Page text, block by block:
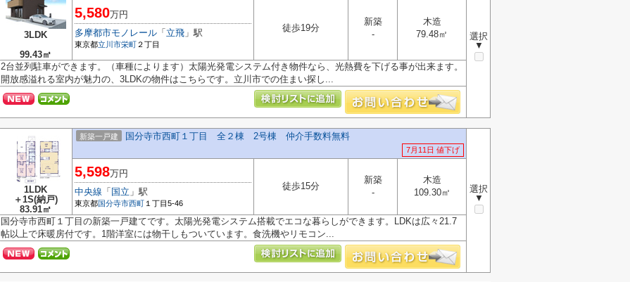
3LDK
99.43㎡
選択
▼
5,580万円
多摩都市モノレール 「 立飛 」駅
東京都立川市栄町 ２丁目
徒歩19分
新築
-
木造
79.48㎡
2台並列駐車ができます。（車種によります）太陽光発電システム付き物件なら、光熱費を下げる事が出来ます。
開放感溢れる室内が魅力の、3LDKの物件はこちらです。立川市での住まい探し...
1LDK
＋1S(納戸)
83.91㎡
新築一戸建 国分寺市西町１丁目 全２棟 2号棟 仲介手数料無料
7月11日 値下げ
選択
▼
5,598万円
中央線 「 国立 」駅
東京都国分寺市西町 １丁目5-46
徒歩15分
新築
-
木造
109.30㎡
国分寺市西町１丁目の新築一戸建てです。太陽光発電システム搭載でエコな暮らしができます。LDKは広々21.7
帖以上で床暖房付です。1階洋室には物干しもついています。食洗機やリモコン...